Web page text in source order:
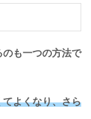
も一つの方法で
よくなり、さら